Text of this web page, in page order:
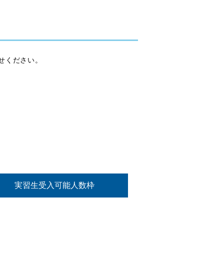
ください。
実習生受入可能人数枠